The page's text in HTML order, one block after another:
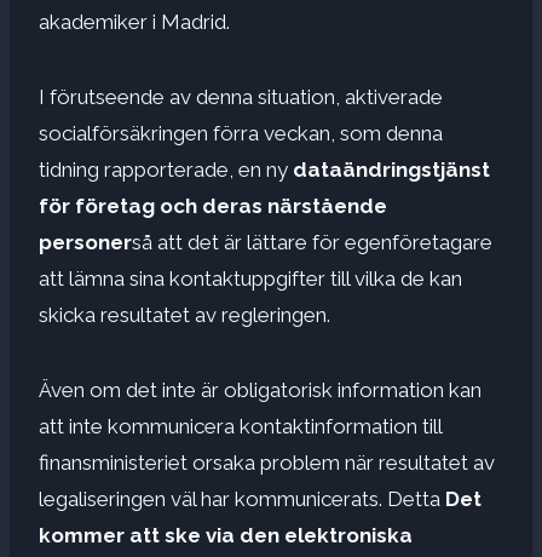
akademiker i Madrid.
I förutseende av denna situation, aktiverade
socialförsäkringen förra veckan, som denna
tidning rapporterade, en ny dataändringstjänst
för företag och deras närstående
personerså att det är lättare för egenföretagare
att lämna sina kontaktuppgifter till vilka de kan
skicka resultatet av regleringen.
Även om det inte är obligatorisk information kan
att inte kommunicera kontaktinformation till
finansministeriet orsaka problem när resultatet av
legaliseringen väl har kommunicerats. Detta Det
kommer att ske via den elektroniska